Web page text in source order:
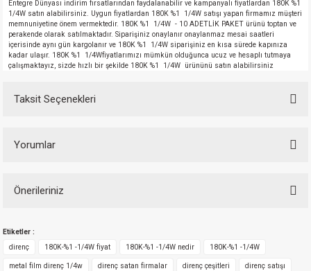
Entegre Dünyası indirim fırsatlarından faydalanabilir ve kampanyalı fiyatlardan 180K %1
1/4W satın alabilirsiniz. Uygun fiyatlardan 180K %1 1/4W satışı yapan firmamız müşteri
memnuniyetine önem vermektedir. 180K %1 1/4W - 10 ADETLİK PAKET ürünü toptan ve
perakende olarak satılmaktadır. Siparişiniz onaylanır onaylanmaz mesai saatleri
içerisinde aynı gün kargolanır ve 180K %1 1/4W siparişiniz en kısa sürede kapınıza
kadar ulaşır. 180K %1 1/4Wfiyatlarımızı mümkün olduğunca ucuz ve hesaplı tutmaya
çalışmaktayız, sizde hızlı bir şekilde 180K %1 1/4W ürününü satın alabilirsiniz
Taksit Seçenekleri
Yorumlar
Önerileriniz
yetersiz gördüğünüz noktaları öneri formunu kullanarak tarafımıza
iletebilirsiniz.
Görüş ve önerileriniz için teşekkür ederiz.
Etiketler :
direnç
180K-%1 -1/4W fiyat 180K-%1 -1/4W nedir 180K-%1 -1/4W
metal film direnç 1/4w direnç satan firmalar direnç çeşitleri direnç satışı